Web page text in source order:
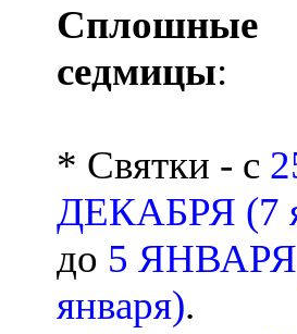
Сплошные
седмицы:
* Святки - с
ДЕКАБРЯ (7
до 5 ЯНВАРЯ
января).